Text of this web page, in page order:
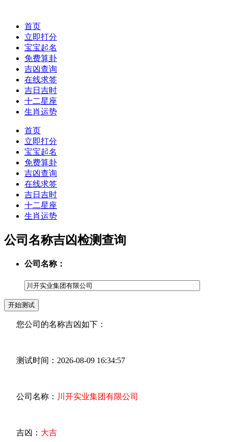
首页
立即打分
宝宝起名
免费算卦
吉凶查询
在线求签
吉日吉时
十二星座
生肖运势
首页
立即打分
宝宝起名
免费算卦
吉凶查询
在线求签
吉日吉时
十二星座
生肖运势
公司名称吉凶检测查询
公司名称：
您公司的名称吉凶如下：
测试时间：2026-08-09 16:34:57
公司名称： 川开实业集团有限公司
吉凶： 大吉